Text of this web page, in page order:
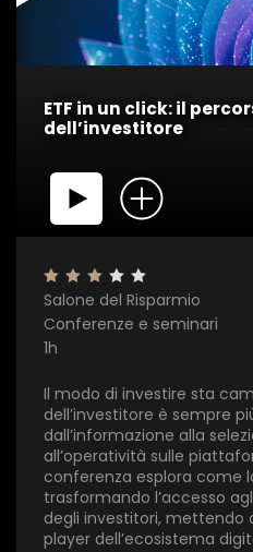
ETF in un click: il
dell’investitore
Salone del Risparmio
Conferenze e seminari
1h
Il modo di investire sta
dell’investitore è sempre
dall’informazione alla
all’operatività sulle
conferenza esplora come
trasformando l’accesso
degli investitori, mettendo
player dell’ecosistema